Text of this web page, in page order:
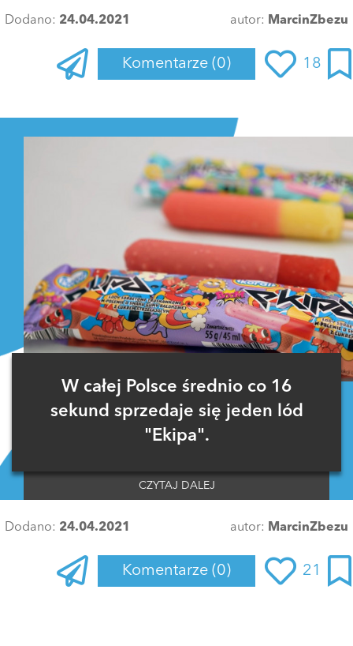
Dodano: 24.04.2021 autor: MarcinZbezu
Komentarze (0) 18
W całej Polsce średnio co 16
sekund sprzedaje się jeden lód
"Ekipa".
CZYTAJ DALEJ
Dodano: 24.04.2021 autor: MarcinZbezu
Komentarze (0) 21